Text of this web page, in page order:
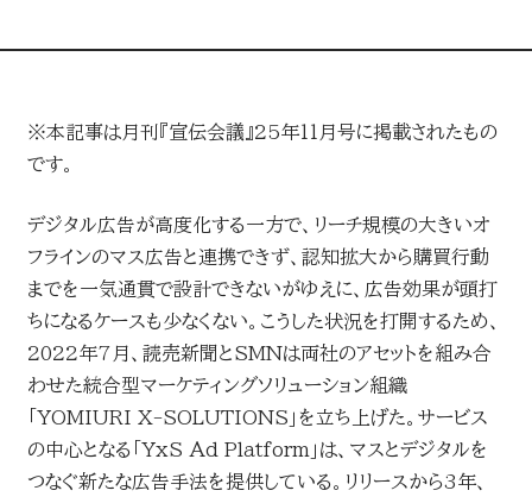
媒体・広告メニュー
新聞
デジタル
ターゲットメディア
AWARD
読売新聞の広告賞 トップ
読売マーケティング賞
CONTACT
お問い合わせ
※本記事は月刊『宣伝会議』25年11月号に掲載されたもの
です。
デジタル広告が高度化する一方で、リーチ規模の大きいオ
フラインのマス広告と連携できず、認知拡大から購買行動
までを一気通貫で設計できないがゆえに、広告効果が頭打
ちになるケースも少なくない。こうした状況を打開するため、
2022年7月、読売新聞とSMNは両社のアセットを組み合
わせた統合型マーケティングソリューション組織
「YOMIURI X-SOLUTIONS」を立ち上げた。サービス
の中心となる「YxS Ad Platform」は、マスとデジタルを
つなぐ新たな広告手法を提供している。リリースから3年、